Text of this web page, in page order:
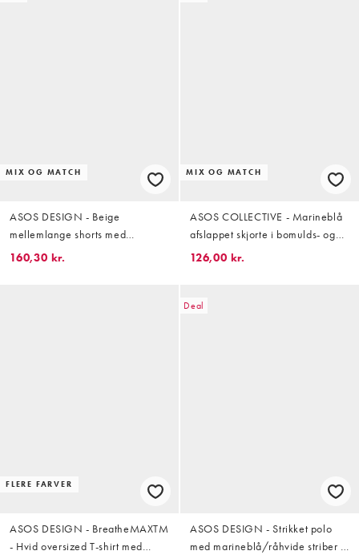
MIX OG MATCH
ASOS DESIGN - Beige
mellemlange shorts med
vaffeltekstur - Del af sæt
160,30 kr.
MIX OG MATCH
ASOS COLLECTIVE - Marineblå
afslappet skjorte i bomulds- og
hørblanding - Del af sæt
126,00 kr.
FLERE FARVER
ASOS DESIGN - BreatheMAXTM
- Hvid oversized T-shirt med
Deal
ASOS DESIGN - Strikket polo
med marineblå/råhvide striber -